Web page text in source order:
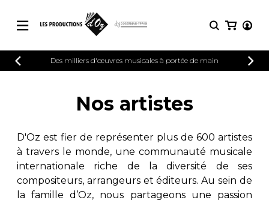
CATALOGUE
riche en œuvres originales et en
arrangements de qualité.
PARTITIONS POUR GUITARE
CONNEXION
INSCRIPTION
Des milliers d'œuvres musicales à portée de main
riche en œuvres originales et en
arrangements de qualité.
2 guitares
3 guitares
4 guitares
5 guitares et plus
Ensemble de
Nos artistes
D'Oz est fier de représenter plus de 600 artistes
à travers le monde, une communauté musicale
internationale riche de la diversité de ses
compositeurs, arrangeurs et éditeurs. Au sein de
la famille d’Oz, nous partageons une passion